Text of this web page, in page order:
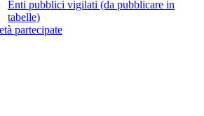
Enti pubblici vigilati (da pubblicare in
tabelle)
partecipate